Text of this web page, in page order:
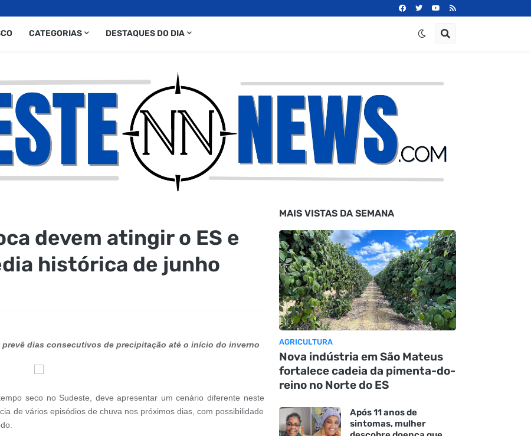
CATEGORIAS DESTAQUES DO DIA
devem atingir o ES e
histórica de junho
dias consecutivos de precipitação até o início do inverno
seco no Sudeste, deve apresentar um cenário diferente neste
de vários episódios de chuva nos próximos dias, com possibilidade
MAIS VISTAS DA SEMANA
AGRICULTURA
Nova indústria em São Mateus
fortalece cadeia da pimenta-do-
reino no Norte do ES
Após 11 anos de
sintomas, mulher